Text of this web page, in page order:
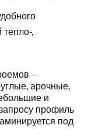
тепло-,
—
арочные,
и
профиль
под